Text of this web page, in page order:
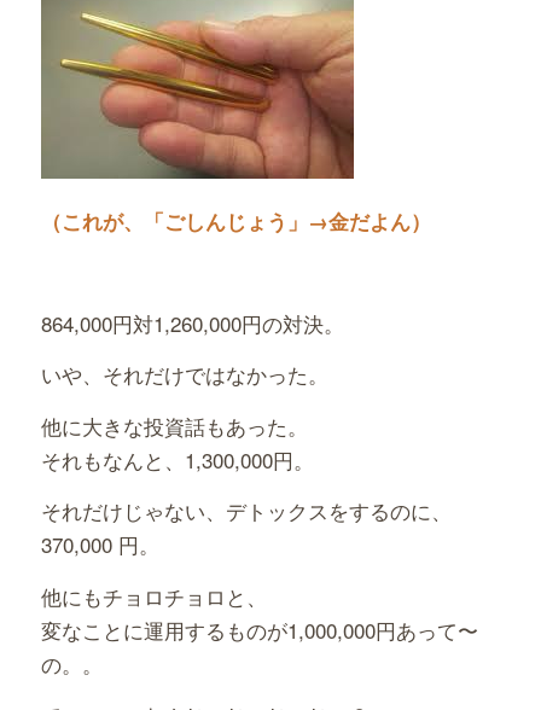
（これが、「ごしんじょう」→金だよん）
864,000円対1,260,000円の対決。
いや、それだけではなかった。
他に大きな投資話もあった。
それもなんと、1,300,000円。
それだけじゃない、デトックスをするのに、
370,000 円。
他にもチョロチョロと、
変なことに運用するものが1,000,000円あって〜
の。。